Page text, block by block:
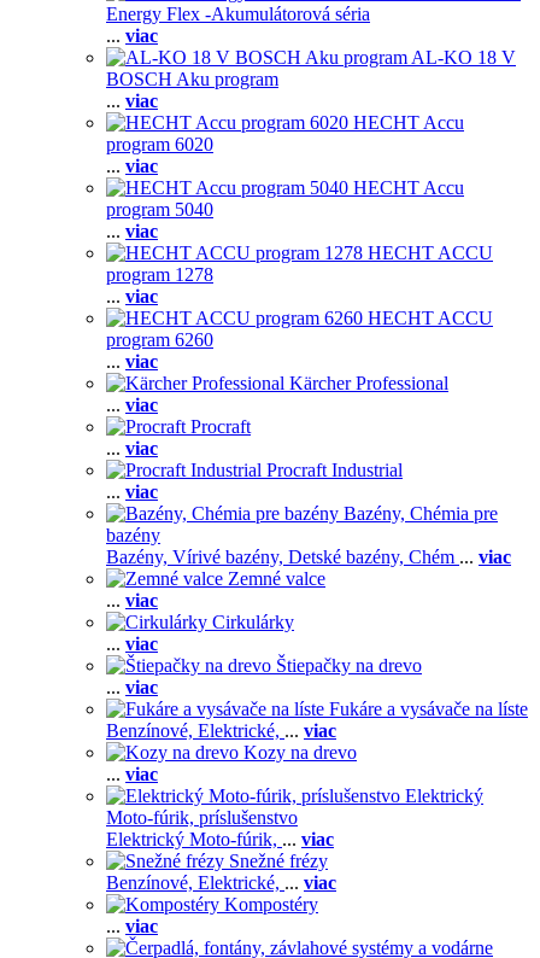
Energy Flex -Akumulátorová séria
... viac
AL-KO 18 V
BOSCH Aku program
... viac
HECHT Accu
program 6020
... viac
HECHT Accu
program 5040
... viac
HECHT ACCU
program 1278
... viac
HECHT ACCU
program 6260
... viac
Kärcher Professional
... viac
Procraft
... viac
Procraft Industrial
... viac
Bazény, Chémia pre
bazény
Bazény, Vírivé bazény, Detské bazény, Chém ... viac
Zemné valce
... viac
Cirkulárky
... viac
Štiepačky na drevo
... viac
Fukáre a vysávače na líste
Benzínové, Elektrické, ... viac
Kozy na drevo
... viac
Elektrický
Moto-fúrik, príslušenstvo
Elektrický Moto-fúrik, ... viac
Snežné frézy
Benzínové, Elektrické, ... viac
Kompostéry
... viac